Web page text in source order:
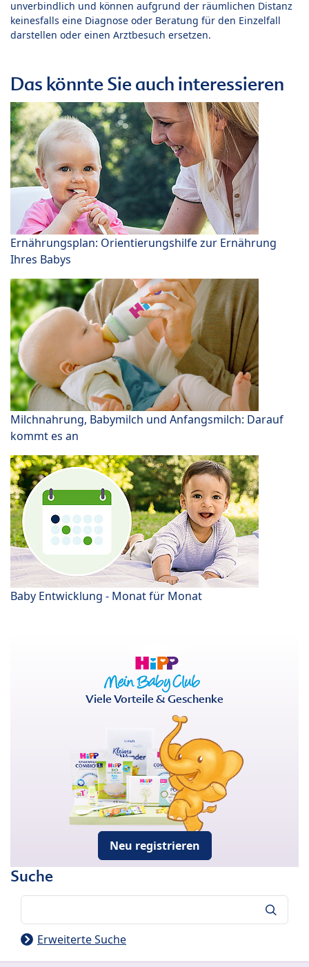
unverbindlich und können aufgrund der räumlichen Distanz
keinesfalls eine Diagnose oder Beratung für den Einzelfall
darstellen oder einen Arztbesuch ersetzen.
Das könnte Sie auch interessieren
Ernährungsplan: Orientierungshilfe zur Ernährung
Ihres Babys
Milchnahrung, Babymilch und Anfangsmilch: Darauf
kommt es an
Baby Entwicklung - Monat für Monat
Viele Vorteile & Geschenke
Neu registrieren
Suche
Erweiterte Suche